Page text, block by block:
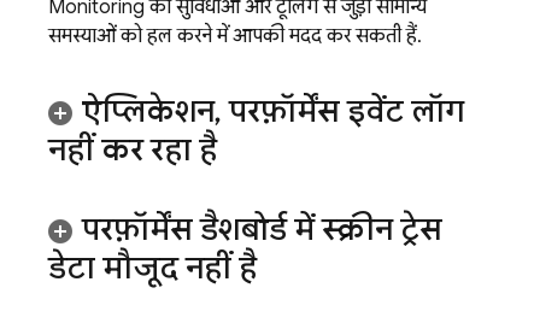
Monitoring की सुविधाओं और टूलिंग से जुड़ी सामान्य
समस्याओं को हल करने में आपकी मदद कर सकती हैं.
ऐप्लिकेशन,परफ़ॉर्मेंस इवेंट लॉग
नहीं कर रहा है
परफ़ॉर्मेंस डैशबोर्ड में स्क्रीन ट्रेस
डेटा मौजूद नहीं है